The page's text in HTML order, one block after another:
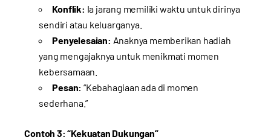
Konflik: Ia jarang memiliki waktu untuk dirinya
sendiri atau keluarganya.
Penyelesaian: Anaknya memberikan hadiah
yang mengajaknya untuk menikmati momen
kebersamaan.
Pesan: “Kebahagiaan ada di momen
sederhana.”
Contoh 3: “Kekuatan Dukungan”